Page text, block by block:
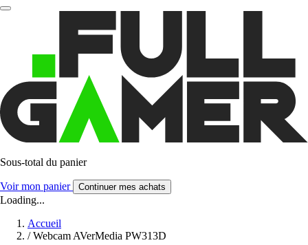
Sous-total du panier
Voir mon panier Continuer mes achats
Loading...
Accueil
/ Webcam AVerMedia PW313D